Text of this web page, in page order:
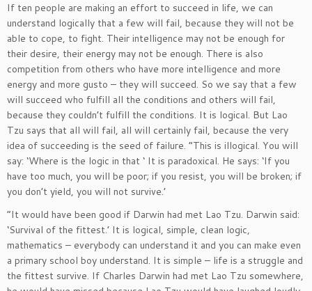
If ten people are making an effort to succeed in life, we can
understand logically that a few will fail, because they will not be
able to cope, to fight. Their intelligence may not be enough for
their desire, their energy may not be enough. There is also
competition from others who have more intelligence and more
energy and more gusto – they will succeed. So we say that a few
will succeed who fulfill all the conditions and others will fail,
because they couldn’t fulfill the conditions. It is logical. But Lao
Tzu says that all will fail, all will certainly fail, because the very
idea of succeeding is the seed of failure. “This is illogical. You will
say: ‘Where is the logic in that ‘ It is paradoxical. He says: ‘If you
have too much, you will be poor; if you resist, you will be broken; if
you don’t yield, you will not survive.’
“It would have been good if Darwin had met Lao Tzu. Darwin said:
‘Survival of the fittest.’ It is logical, simple, clean logic,
mathematics – everybody can understand it and you can make even
a primary school boy understand. It is simple – life is a struggle and
the fittest survive. If Charles Darwin had met Lao Tzu somewhere,